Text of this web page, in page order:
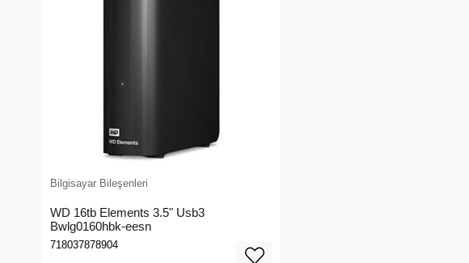
Bilgisayar Bileşenleri
WD 16tb Elements 3.5" Usb3
Bwlg0160hbk-eesn
718037878904